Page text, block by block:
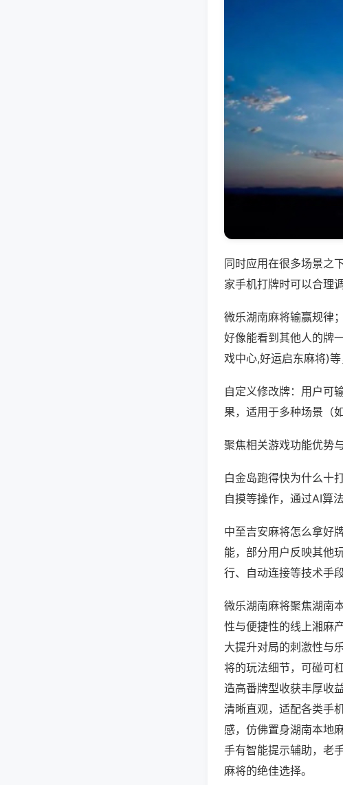
同时应用在很多场景之
家手机打牌时可以合理
微乐湖南麻将输赢规律
好像能看到其他人的牌
戏中心,好运启东麻将)
自定义修改牌：用户可
果，适用于多种场景（
聚焦相关游戏功能优势与
白金岛跑得快为什么十
自摸等操作，通过AI算
中至吉安麻将怎么拿好
能，部分用户反映其他
行、自动连接等技术手
微乐湖南麻将聚焦湖南
性与便捷性的线上湘麻
大提升对局的刺激性与
将的玩法细节，可碰可
造高番牌型收获丰厚收
清晰直观，适配各类手
感，仿佛置身湖南本地
手有智能提示辅助，老
麻将的绝佳选择。